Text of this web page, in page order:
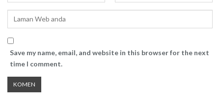
Save my name, email, and website in this browser for the next
time I comment.